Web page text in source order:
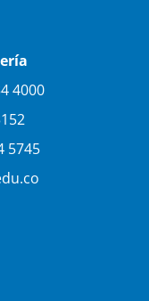
4000
5745